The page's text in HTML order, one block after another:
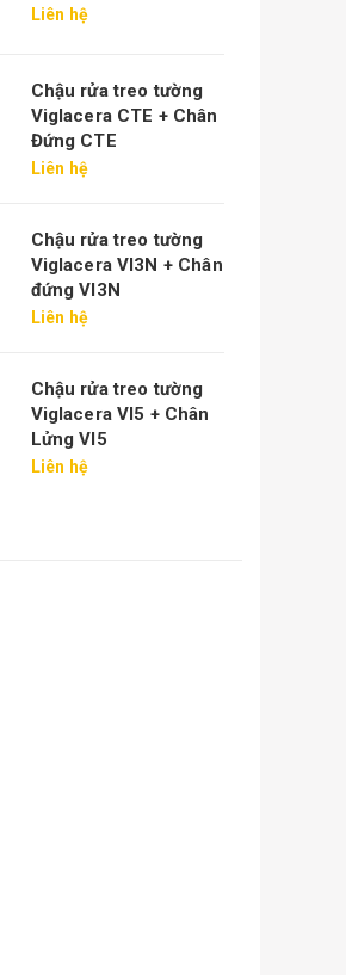
Liên hệ
Chậu rửa treo tường
Viglacera CTE + Chân
Đứng CTE
Liên hệ
Chậu rửa treo tường
Viglacera VI3N + Chân
đứng VI3N
Liên hệ
Chậu rửa treo tường
Viglacera VI5 + Chân
Lửng VI5
Liên hệ